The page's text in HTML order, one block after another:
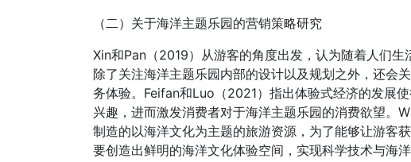
（二）关于海洋主题乐园的营销策略研究
Xin和Pan（2019）从游客的角度出发，认为随着人们
除了关注海洋主题乐园内部的设计以及规划之外，还会
务体验。Feifan和Luo（2021）指出体验式经济的发展
兴趣，进而激发消费者对于海洋主题乐园的消费欲望。
制造的以海洋文化为主题的旅游资源，为了能够让游客
要创造出鲜明的海洋文化体验空间，实现科学技术与海